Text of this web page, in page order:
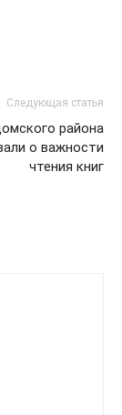
Следующая статья
района
о важности
чтения книг